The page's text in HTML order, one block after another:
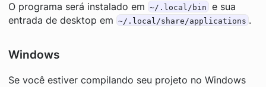
O programa será instalado em ~/.local/bin
e sua
entrada de desktop em
~/.local/share/applications .
Windows
Se você estiver compilando seu projeto no Windows